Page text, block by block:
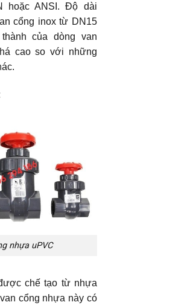
hoặc ANSI. Độ dài
cổng inox từ DN15
của dòng van
cao so với những
nhựa uPVC
chế tạo từ nhựa
cổng nhựa này có